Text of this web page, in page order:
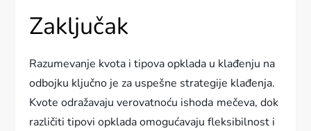
Zaključak
Razumevanje kvota i tipova opklada u klađenju na
odbojku ključno je za uspešne strategije klađenja.
Kvote odražavaju verovatnoću ishodа mečeva, dok
različiti tipovi opklada omogućavaju fleksibilnost i